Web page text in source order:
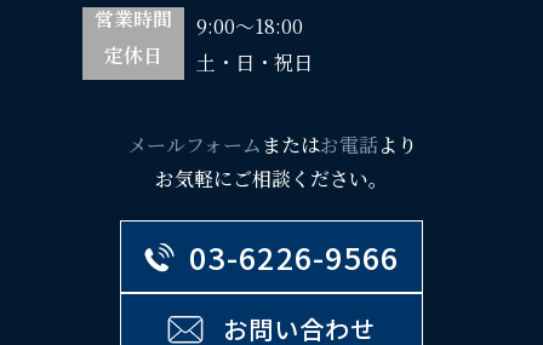
営業時間
9:00～18:00
定休日
土・日・祝日
メールフォームまたはお電話より
お気軽にご相談ください。
03-6226-9566
お問い合わせ